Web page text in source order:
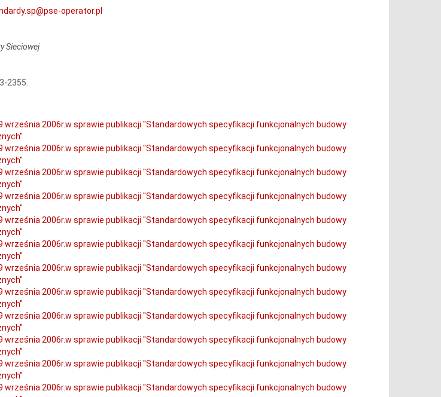
operator.pl
Sieciowej
2355.
września 2006r.w sprawie publikacji "Standardowych specyfikacji funkcjonalnych budowy
września 2006r.w sprawie publikacji "Standardowych specyfikacji funkcjonalnych budowy
września 2006r.w sprawie publikacji "Standardowych specyfikacji funkcjonalnych budowy
września 2006r.w sprawie publikacji "Standardowych specyfikacji funkcjonalnych budowy
września 2006r.w sprawie publikacji "Standardowych specyfikacji funkcjonalnych budowy
września 2006r.w sprawie publikacji "Standardowych specyfikacji funkcjonalnych budowy
września 2006r.w sprawie publikacji "Standardowych specyfikacji funkcjonalnych budowy
września 2006r.w sprawie publikacji "Standardowych specyfikacji funkcjonalnych budowy
września 2006r.w sprawie publikacji "Standardowych specyfikacji funkcjonalnych budowy
września 2006r.w sprawie publikacji "Standardowych specyfikacji funkcjonalnych budowy
września 2006r.w sprawie publikacji "Standardowych specyfikacji funkcjonalnych budowy
września 2006r.w sprawie publikacji "Standardowych specyfikacji funkcjonalnych budowy